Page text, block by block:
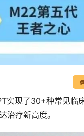
实现了30+种常见临
治疗新高度。